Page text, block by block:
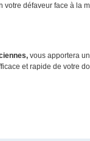
votre défaveur face à la
vous apportera
et rapide de votre